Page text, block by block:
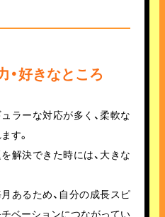
・好きなところ
ラーな対応が多く、柔軟な
す。
解決できた時には、大きな
あるため、自分の成長スピ
ベーションにつながってい